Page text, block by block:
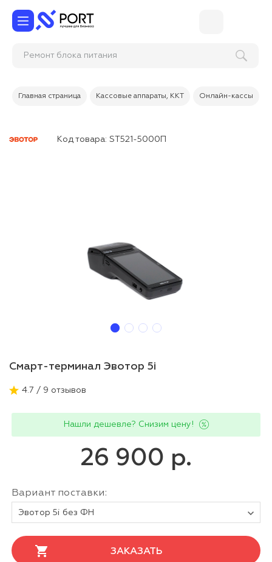
Ремонт блока пита
Главная страница Кассовые аппараты, ККТ Онлайн-кассы
Код товара: ST521-5000П
Смарт-терминал Эвотор 5i
4.7 / 9 отзывов
Нашли дешевле? Снизим цену!
26 900 р.
Вариант поставки:
Эвотор 5i без ФН
ЗАКАЗАТЬ